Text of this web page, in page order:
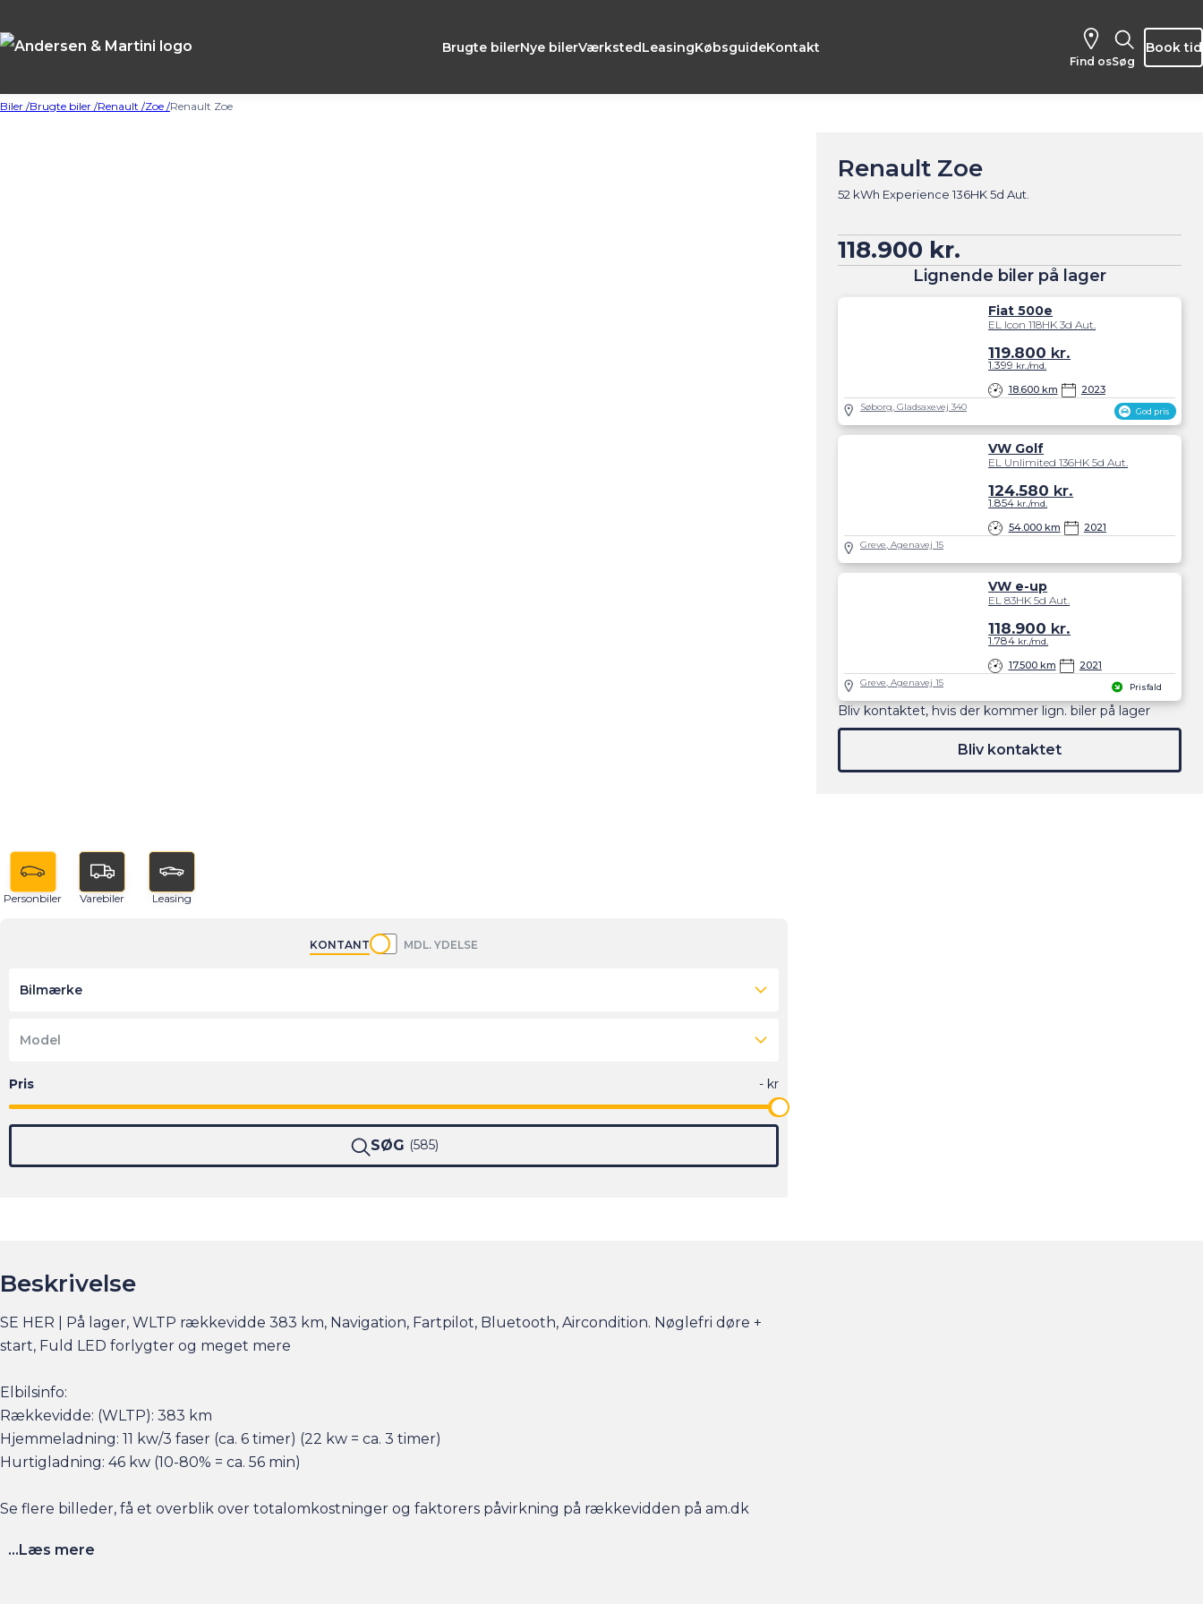
Brugte bilerNye bilerVærkstedLeasingKøbsguideKontakt
Find os Søg
Book tid
Biler /Brugte biler /Renault /Zoe /Renault Zoe
Renault Zoe
52 kWh Experience 136HK 5d Aut.
118.900 kr.
Lignende biler på lager
God pris
Fiat 500e
EL Icon 118HK 3d Aut.
18.600 km 2023
119.800 kr.
1.399 kr./md.
Søborg, Gladsaxevej 340
VW Golf
EL Unlimited 136HK 5d Aut.
54.000 km 2021
124.580 kr.
1.854 kr./md.
Greve, Agenavej 15
Prisfald
VW e-up
EL 83HK 5d Aut.
17.500 km 2021
118.900 kr.
1.784 kr./md.
Greve, Agenavej 15
Bliv kontaktet, hvis der kommer lign. biler på lager
Bliv kontaktet
Personbiler Varebiler Leasing
KONTANT MDL. YDELSE
Bilmærke
Model
SØG 585
Beskrivelse
SE HER | På lager, WLTP rækkevidde 383 km, Navigation, Fartpilot, Bluetooth, Aircondition. Nøglefri døre +
start, Fuld LED forlygter og meget mere
Elbilsinfo:
Rækkevidde: (WLTP): 383 km
Hjemmeladning: 11 kw/3 faser (ca. 6 timer) (22 kw = ca. 3 timer)
Hurtigladning: 46 kw (10-80% = ca. 56 min)
Se flere billeder, få et overblik over totalomkostninger og faktorers påvirkning på rækkevidden på am.dk
Husk at booke en forudgående aftale her eller via am.dk - så er bilen gjort klar, når du kommer, og der er
...Læs mere